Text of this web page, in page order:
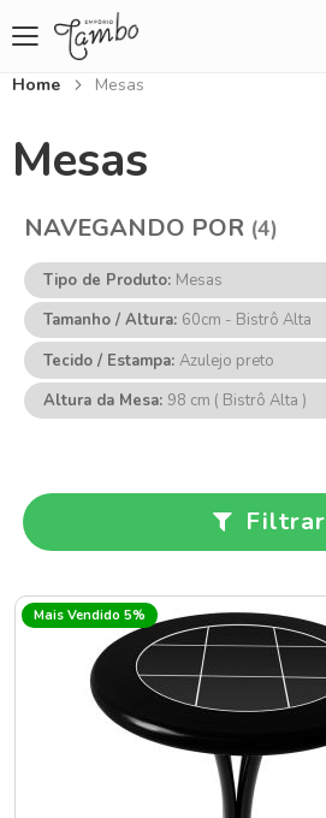
Home Mesas
Mesas
Filtrar
Mais Vendido 5%
NAVEGANDO POR
Tipo de Produto Mesas
Tamanho / Altura 60cm - Bistrô Alta
Tecido / Estampa Azulejo preto
Altura da Mesa 98 cm ( Bistrô Alta )